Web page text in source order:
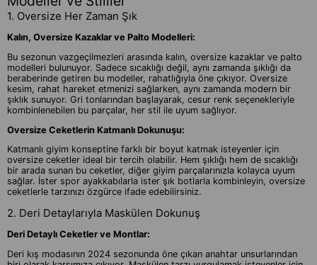
1. Oversize Her Zaman Şık
Kalın, Oversize Kazaklar ve Palto Modelleri:
Bu sezonun vazgeçilmezleri arasında kalın, oversize kazaklar ve palto
modelleri bulunuyor. Sadece sıcaklığı değil, aynı zamanda şıklığı da
beraberinde getiren bu modeller, rahatlığıyla öne çıkıyor. Oversize
kesim, rahat hareket etmenizi sağlarken, aynı zamanda modern bir
şıklık sunuyor. Gri tonlarından başlayarak, cesur renk seçenekleriyle
kombinlenebilen bu parçalar, her stil ile uyum sağlıyor.
Oversize Ceketlerin Katmanlı Dokunuşu:
Katmanlı giyim konseptine farklı bir boyut katmak isteyenler için
oversize ceketler ideal bir tercih olabilir. Hem şıklığı hem de sıcaklığı
bir arada sunan bu ceketler, diğer giyim parçalarınızla kolayca uyum
sağlar. İster spor ayakkabılarla ister şık botlarla kombinleyin, oversize
ceketlerle tarzınızı özgürce ifade edebilirsiniz.
2. Deri Detaylarıyla Maskülen Dokunuş
Deri Detaylı Ceketler ve Montlar:
Deri kış modasının 2024 sezonunda öne çıkan anahtar unsurlarından